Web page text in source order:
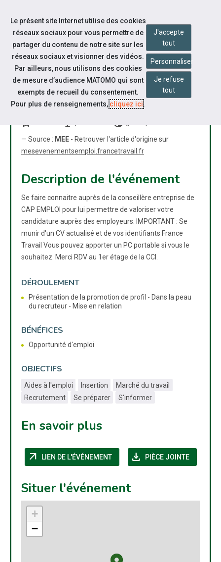
Aller au contenu
CONNEXION "TALENTS-
EMPLOYEURS"
bookmarks nest_cam_indoor public
— Source : MEE - Retrouver l'article d'origine sur
mesevenementsemploi.francetravail.fr
Description de l'événement
Se faire connaitre auprès de la conseillère entreprise de
CAP EMPLOI pour lui permettre de valoriser votre
candidature auprès des employeurs. IMPORTANT : Se
munir d'un CV actualisé et de vos identifiants France
Travail Vous pouvez apporter un PC portable si vous le
souhaitez. Merci RDV au 1er étage de la CCI.
DÉROULEMENT
Présentation de la promotion de profil - Dans la peau
du recruteur - Mise en relation
BÉNÉFICES
Opportunité d'emploi
OBJECTIFS
Aides à l'emploi Insertion
Marché du travail
Recrutement
Se préparer S'informer
En savoir plus
arrow_outward LIEN DE L'ÉVÉNEMENT(NOUVELLE FENÊTRE)
download PIÈCE JOINTE
Situer l'événement
+
−
Le présent site Internet utilise des cookies
réseaux sociaux pour vous permettre de
partager du contenu de notre site sur les
réseaux sociaux et visionner des vidéos.
Par ailleurs, nous utilisons des cookies
de mesure d’audience MATOMO qui sont
exempts de recueil du consentement.
Pour plus de renseignements,cliquez ici.
J'accepte
tout
Personnaliser
Je refuse
tout